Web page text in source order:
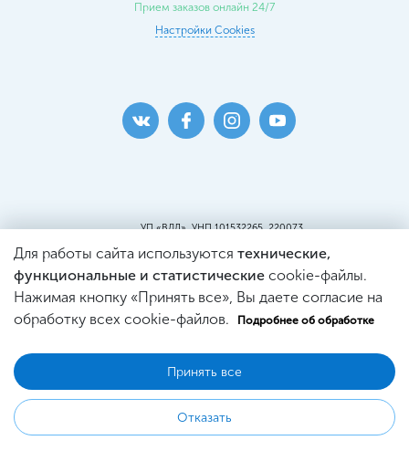
Прием заказов онлайн 24/7
Настройки Cookies
УП «ВДЛ», УНП 101532265, 220073
Пункт самовывоза:
г. Минск, ул. Кальварийская, 25, пом. 220
Минским Горисполкомом.
Регистрация в Торговом реестре
№444353 от 21.03.2019г.
Для работы сайта используются технические,
функциональные и статистические cookie-файлы.
Нажимая кнопку «Принять все», Вы даете согласие на
обработку всех cookie-файлов.
Подробнее об обработке
Принять все
Отказать